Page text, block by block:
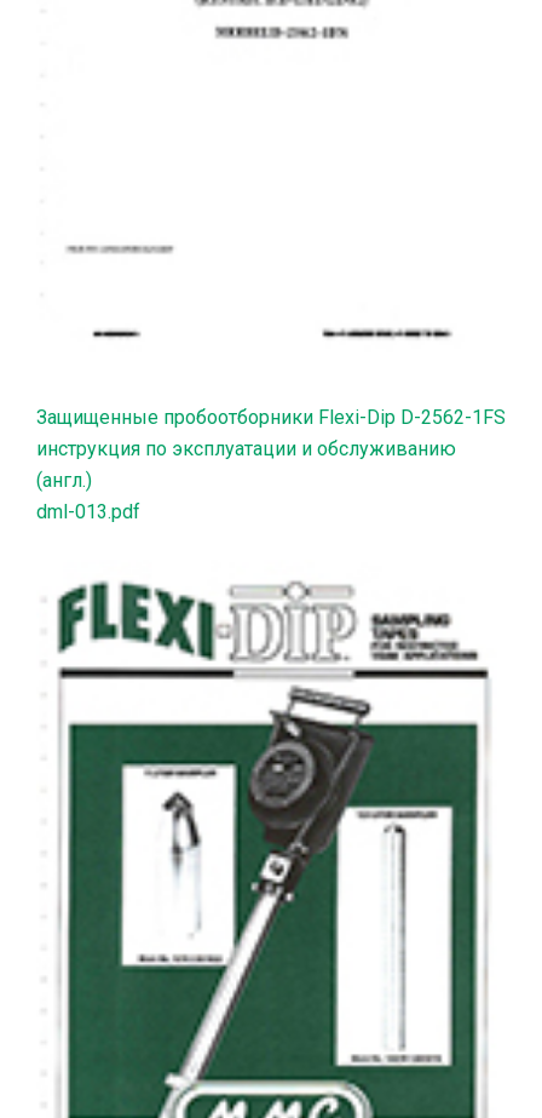
Защищенные пробоотборники Flexi-Dip D-2562-1FS
инструкция по эксплуатации и обслуживанию
(англ.)
dml-013.pdf